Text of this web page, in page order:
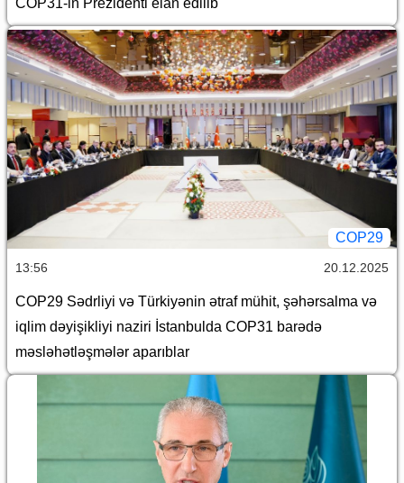
COP31-in Prezidenti elan edilib
COP29
13:56 20.12.2025
COP29 Sədrliyi və Türkiyənin ətraf mühit, şəhərsalma və
iqlim dəyişikliyi naziri İstanbulda COP31 barədə
məsləhətləşmələr aparıblar